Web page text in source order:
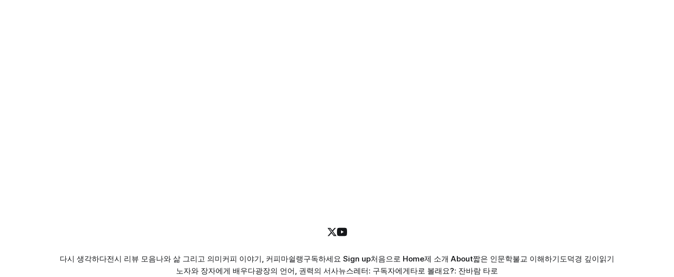
다시 생각하다전시 리뷰 모음나와 삶 그리고 의미커피 이야기, 커피마쉴랭구독하세요 Sign up처음으로 Home제 소개 About짧은 인문학불교 이해하기도덕경 깊이읽기
노자와 장자에게 배우다광장의 언어, 권력의 서사뉴스레터: 구독자에게타로 볼래요?: 잔바람 타로